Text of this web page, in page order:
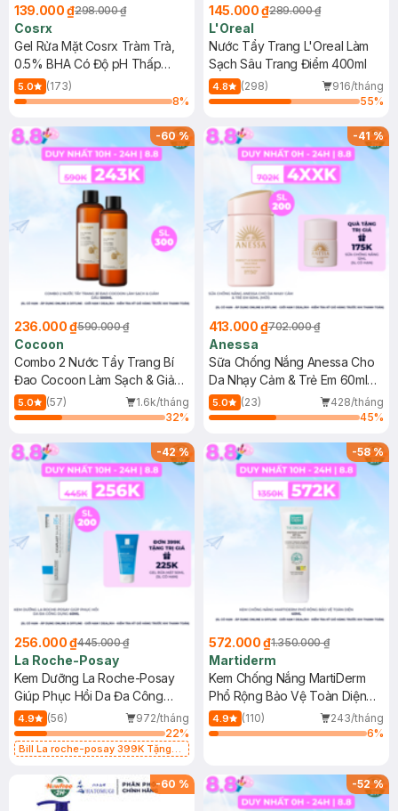
139.000 ₫298.000 ₫
Cosrx
Gel Rửa Mặt Cosrx Tràm Trà,
0.5% BHA Có Độ pH Thấp
150ml
5.0
(173)
8%
145.000 ₫289.000 ₫
L'Oreal
Nước Tẩy Trang L'Oreal Làm
Sạch Sâu Trang Điểm 400ml
4.8 (298)
916/tháng
55%
-60%
236.000 ₫590.000 ₫
Cocoon
Combo 2 Nước Tẩy Trang Bí
Đao Cocoon Làm Sạch & Giảm
Dầu 500ml
5.0 (57)
1.6k/tháng
32%
-41%
413.000 ₫702.000 ₫
Anessa
Sữa Chống Nắng Anessa Cho
Da Nhạy Cảm & Trẻ Em 60ml
(Mới)
5.0 (23)
428/tháng
45%
-42%
256.000 ₫445.000 ₫
La Roche-Posay
Kem Dưỡng La Roche-Posay
Giúp Phục Hồi Da Đa Công
Dụng 40ml
4.9 (56)
972/tháng
22%
Bill La roche-posay 399K Tặng
(SL có hạn)
-58%
572.000 ₫1.350.000 ₫
Martiderm
Kem Chống Nắng MartiDerm
Phổ Rộng Bảo Vệ Toàn Diện
40ml
4.9 (110)
243/tháng
6%
-60 % -52%